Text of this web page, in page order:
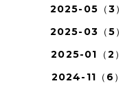
2025-05（3）
2025-03（5）
2025-01（2）
2024-11（6）